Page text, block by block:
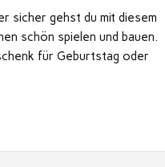
sicher gehst du mit diesem
schön spielen und bauen.
für Geburtstag oder